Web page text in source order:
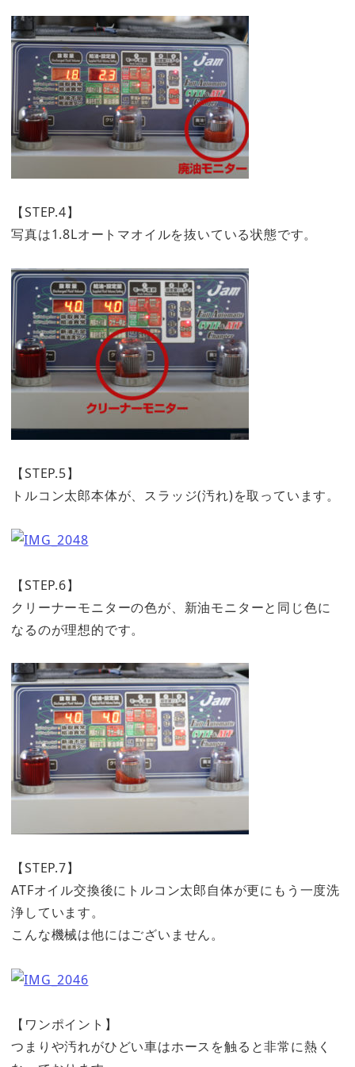
【STEP.4】
写真は1.8Lオートマオイルを抜いている状態です。
【STEP.5】
トルコン太郎本体が、スラッジ(汚れ)を取っています。
【STEP.6】
クリーナーモニターの色が、新油モニターと同じ色に
なるのが理想的です。
【STEP.7】
ATFオイル交換後にトルコン太郎自体が更にもう一度洗
浄しています。
こんな機械は他にはございません。
【ワンポイント】
つまりや汚れがひどい車はホースを触ると非常に熱く